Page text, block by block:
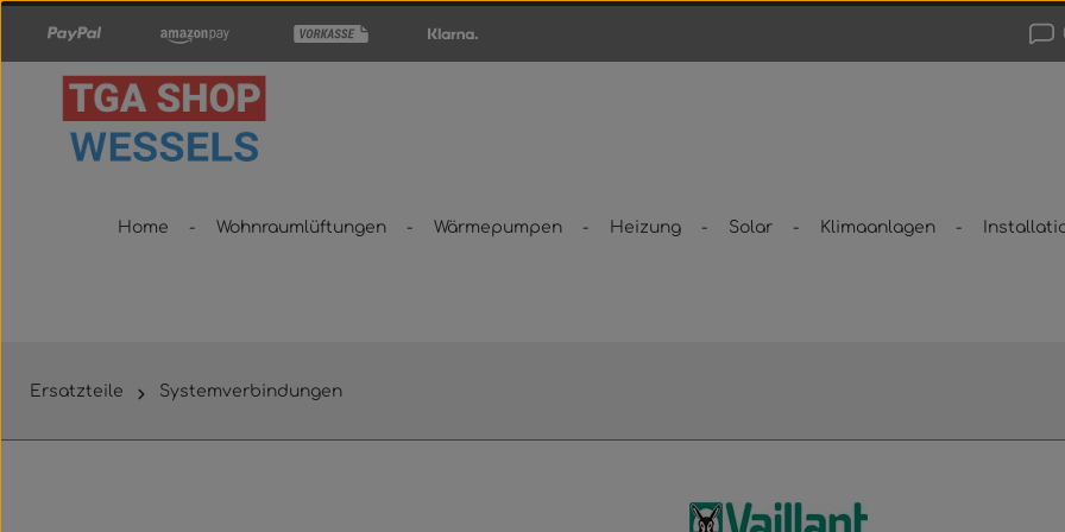
Hauptinhalt springen
Zur Hauptnavigation springen
Home Wohnraumlüftungen Wärmepumpen Heizung Solar Klimaanlagen
Ersatzteile Systemverbindungen